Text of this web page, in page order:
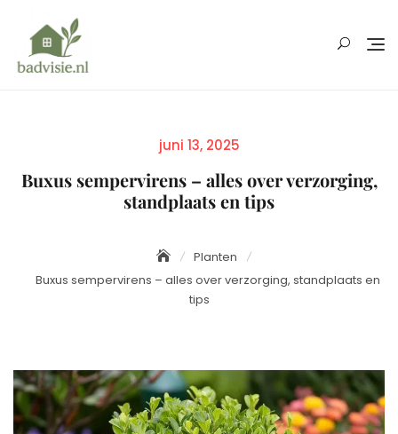
content
Posted
juni 13, 2025
Buxus sempervirens – alles over verzorging,
standplaats en tips
Planten
Buxus sempervirens – alles over verzorging, standplaats en
tips